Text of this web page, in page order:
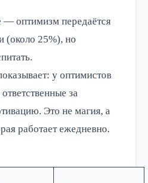
— оптимизм передаётся
(около 25%), но
у оптимистов
за
Это не магия, а
работает ежедневно.